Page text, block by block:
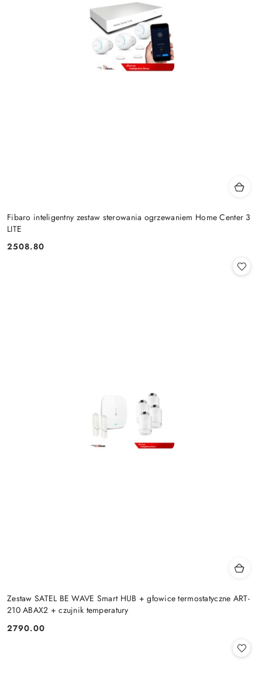
Fibaro inteligentny zestaw sterowania ogrzewaniem Home Center 3
LITE
Cena:
2508.80
Zestaw SATEL BE WAVE Smart HUB + głowice termostatyczne ART-
210 ABAX2 + czujnik temperatury
Cena:
2790.00